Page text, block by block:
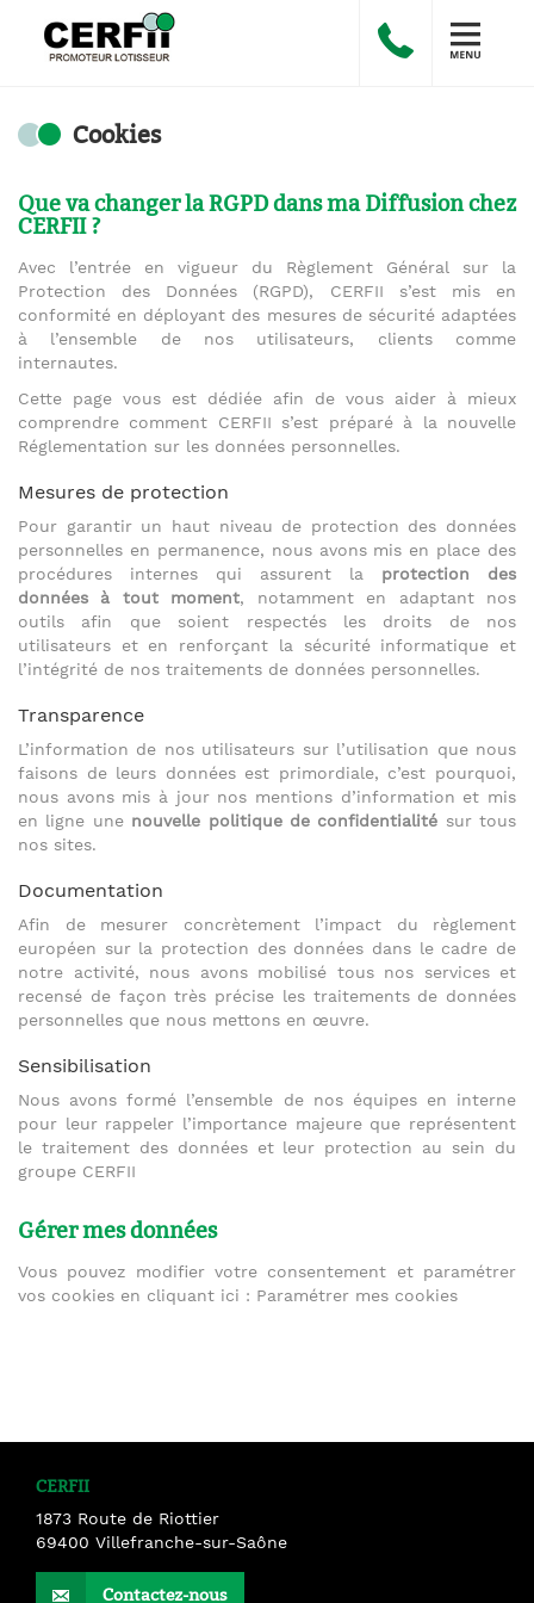
Cookies
Que va changer la RGPD dans ma Diffusion chez
CERFII ?
Avec l’entrée en vigueur du Règlement Général sur la
Protection des Données (RGPD), CERFII s’est mis en
conformité en déployant des mesures de sécurité adaptées
à l’ensemble de nos utilisateurs, clients comme
internautes.
Cette page vous est dédiée afin de vous aider à mieux
comprendre comment CERFII s’est préparé à la nouvelle
Réglementation sur les données personnelles.
Mesures de protection
Pour garantir un haut niveau de protection des données
personnelles en permanence, nous avons mis en place des
procédures internes qui assurent la protection des
données à tout moment, notamment en adaptant nos
outils afin que soient respectés les droits de nos
utilisateurs et en renforçant la sécurité informatique et
l’intégrité de nos traitements de données personnelles.
Transparence
L’information de nos utilisateurs sur l’utilisation que nous
faisons de leurs données est primordiale, c’est pourquoi,
nous avons mis à jour nos mentions d’information et mis
en ligne une nouvelle politique de confidentialité sur tous
nos sites.
Documentation
Afin de mesurer concrètement l’impact du règlement
européen sur la protection des données dans le cadre de
notre activité, nous avons mobilisé tous nos services et
recensé de façon très précise les traitements de données
personnelles que nous mettons en œuvre.
Sensibilisation
Nous avons formé l’ensemble de nos équipes en interne
pour leur rappeler l’importance majeure que représentent
le traitement des données et leur protection au sein du
groupe CERFII
Gérer mes données
Vous pouvez modifier votre consentement et paramétrer
vos cookies en cliquant ici : Paramétrer mes cookies
CERFII
1873 Route de Riottier
69400 Villefranche-sur-Saône
Contactez-nous